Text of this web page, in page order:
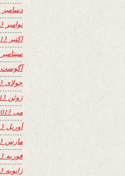
دسامبر 2013
نوامبر 2013
اکتبر 2013
سپتامبر 2013
آگوست 2013
جولای 2013
ژوئن 2013
می 2013
آوریل 2013
مارس 2013
فوریه 2013
ژانویه 2013